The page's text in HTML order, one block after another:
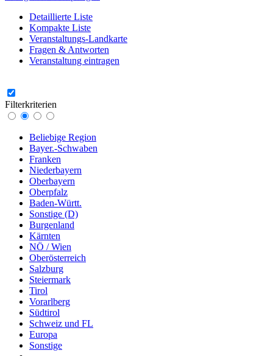
Detaillierte Liste
Kompakte Liste
Veranstaltungs-Landkarte
Fragen & Antworten
Veranstaltung eintragen
Filterkriterien
Beliebige Region
Bayer.-Schwaben
Franken
Niederbayern
Oberbayern
Oberpfalz
Baden-Württ.
Sonstige (D)
Burgenland
Kärnten
NÖ / Wien
Oberösterreich
Salzburg
Steiermark
Tirol
Vorarlberg
Südtirol
Schweiz und FL
Europa
Sonstige